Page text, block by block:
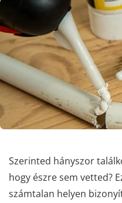
Szerinted hányszor
hogy észre sem vetted?
számtalan helyen